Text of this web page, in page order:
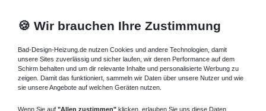
🍪 Wir brauchen Ihre Zustimmung
Bad-Design-Heizung.de nutzen Cookies und andere Technologien, damit
unsere Sites zuverlässig und sicher laufen, wir deren Performance auf dem
Schirm behalten und um dir relevante Inhalte und personalisierte Werbung zu
zeigen. Damit das funktioniert, sammeln wir Daten über unsere Nutzer und wie
sie unsere Angebote auf welchen Geräten nutzen.
Wenn Sie auf "Allen zustimmen" klicken, erlauben Sie uns diese Daten